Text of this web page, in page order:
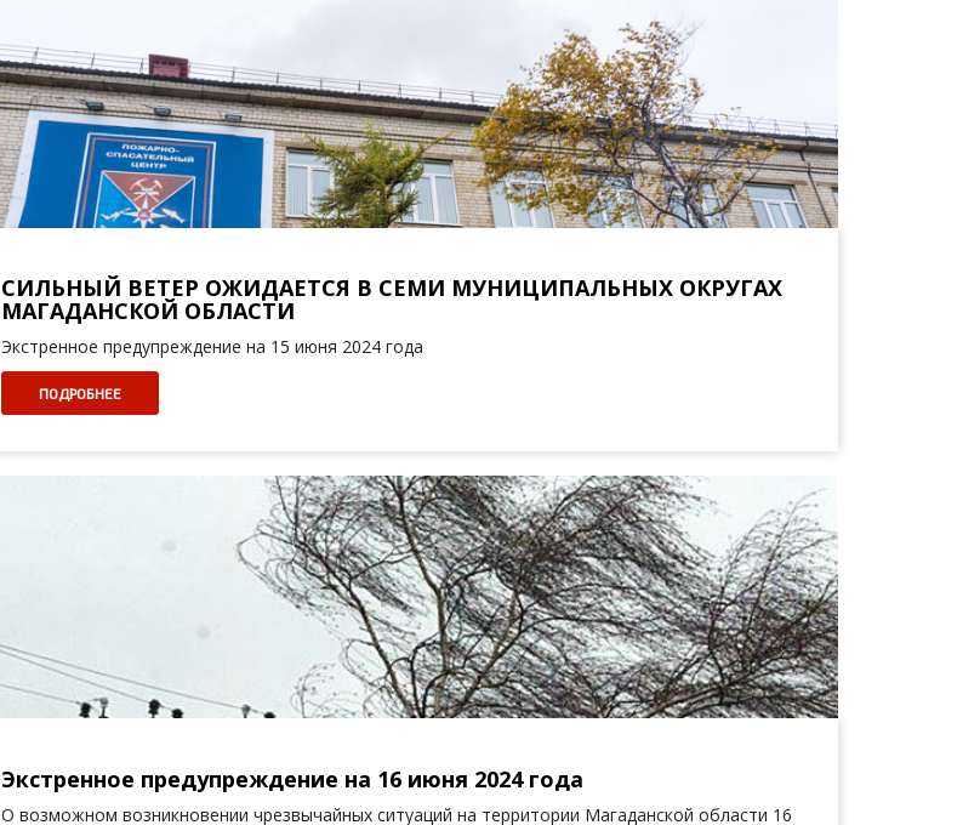
СИЛЬНЫЙ ВЕТЕР ОЖИДАЕТСЯ В СЕМИ МУНИЦИПАЛЬНЫХ ОКРУГАХ
МАГАДАНСКОЙ ОБЛАСТИ
Экстренное предупреждение на 15 июня 2024 года
ПОДРОБНЕЕ
Экстренное предупреждение на 16 июня 2024 года
О возможном возникновении чрезвычайных ситуаций на территории Магаданской области 16